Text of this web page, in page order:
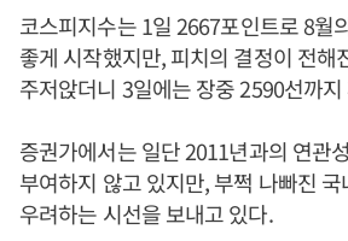
코스피지수는 1일 2667포인트로 8월
좋게 시작했지만, 피치의 결정이 전해
주저앉더니 3일에는 장중 2590선까
증권가에서는 일단 2011년과의 연관
부여하지 않고 있지만, 부쩍 나빠진
우려하는 시선을 보내고 있다.